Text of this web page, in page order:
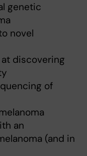
genetic
novel
discovering
of
an
(and in